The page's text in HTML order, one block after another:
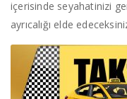
içerisinde seyahatinizi
ayrıcalığı elde